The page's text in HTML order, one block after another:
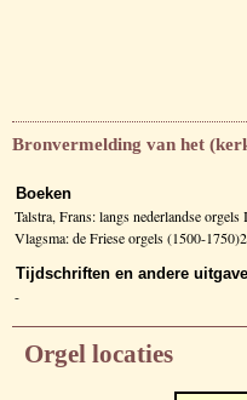
Bronvermelding van het
Boeken
Talstra, Frans: langs nederlandse
Vlagsma: de Friese orgels (1500-
Tijdschriften en andere
-
Orgel locaties